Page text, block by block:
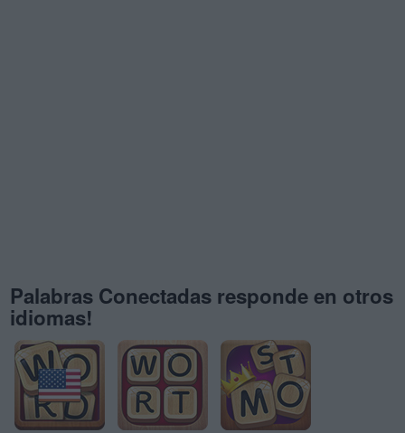
Palabras Conectadas responde en otros
idiomas!